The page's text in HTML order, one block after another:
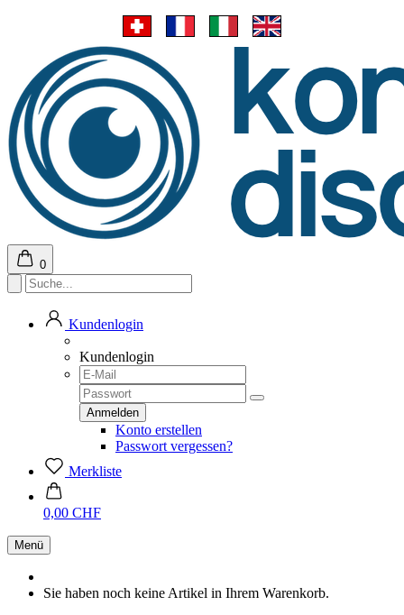
0
Kundenlogin
Kundenlogin
Konto erstellen
Passwort vergessen?
Merkliste
0,00 CHF
Menü
Sie haben noch keine Artikel in Ihrem Warenkorb.